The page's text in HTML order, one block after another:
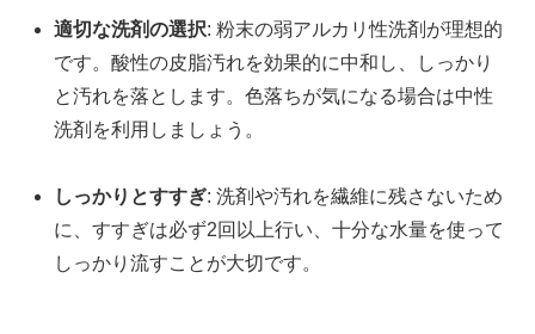
適切な洗剤の選択: 粉末の弱アルカリ性洗剤が理想的
です。酸性の皮脂汚れを効果的に中和し、しっかり
と汚れを落とします。色落ちが気になる場合は中性
洗剤を利用しましょう。
しっかりとすすぎ: 洗剤や汚れを繊維に残さないため
に、すすぎは必ず2回以上行い、十分な水量を使って
しっかり流すことが大切です。